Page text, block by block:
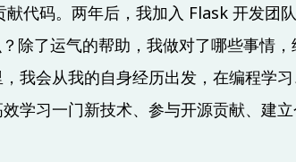
代码。两年后，我加入 Flask 开发团
除了运气的帮助，我做对了哪些事情，
我会从我的自身经历出发，在编程学
学习一门新技术、参与开源贡献、建